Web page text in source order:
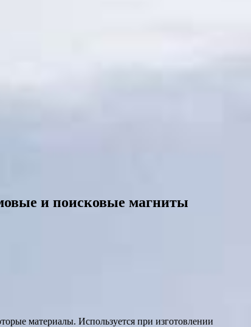
и поисковые магниты
материалы. Используется при изготовлении